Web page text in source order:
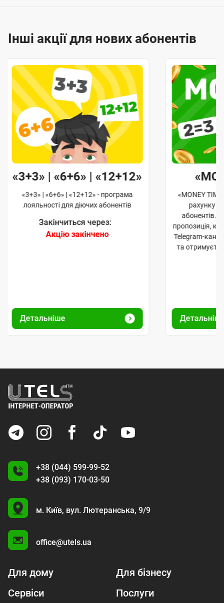
Інші акції для нових абонентів
«3+3» | «6+6» | «12+12»
«3+3» | «6+6» | «12+12» - програма
лояльності для діючих абонентів
Закінчиться через:
Акцію закінчено
Детальніше
«MONEY
рахунку
абонентів.
пропозиція,
Telegram-
та
+38 (044) 599-99-52
+38 (093) 170-03-50
U
м. Київ, вул. Лютеранська, 9/9
office@utels.ua
Для дому
Для бізнесу
Сервіси
Послуги